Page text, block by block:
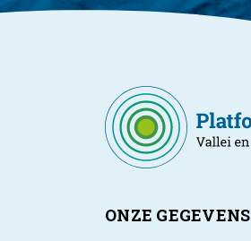
ONZE GEGEVENS